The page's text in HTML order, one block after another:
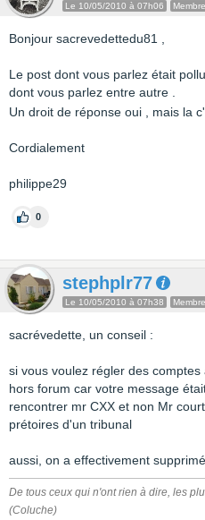
Le 10/05/2010 à 07h06
Bonjour sacrevedettedu81 ,
Le post dont vous parlez était
dont vous parlez entre autre .
Un droit de réponse oui , mais la
Cordialement
philippe29
0
stephplr77
Le 10/05/2010 à 07h38
sacrévedette, un conseil :
si vous voulez régler des
hors forum car votre message
rencontrer mr CXX et non Mr
prétoires d'un tribunal
aussi, on a effectivement
De tous ceux qui n'ont rien à dire, les
(Coluche)